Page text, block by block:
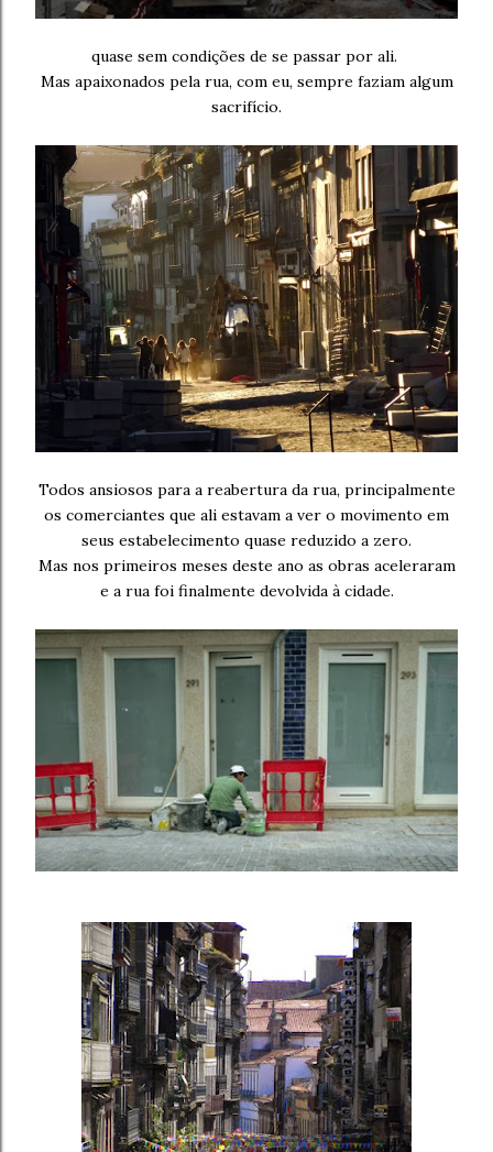
quase sem condições de se passar por ali.
Mas apaixonados pela rua, com eu, sempre faziam algum
sacrifício.
Todos ansiosos para a reabertura da rua, principalmente
os comerciantes que ali estavam a ver o movimento em
seus estabelecimento quase reduzido a zero.
Mas nos primeiros meses deste ano as obras aceleraram
e a rua foi finalmente devolvida à cidade.